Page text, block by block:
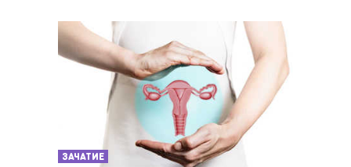
ЗАЧАТИЕ